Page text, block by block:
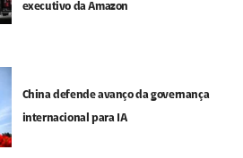
executivo da Amazon
China defende avanço da governança
internacional para IA